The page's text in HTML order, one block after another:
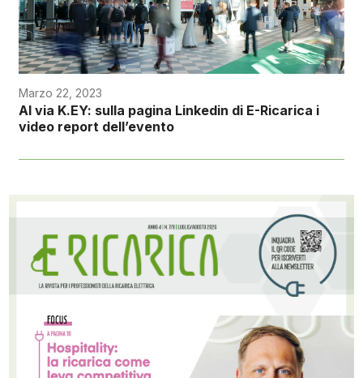
Marzo 22, 2023
Al via K.EY: sulla pagina Linkedin di E-Ricarica i
video report dell’evento